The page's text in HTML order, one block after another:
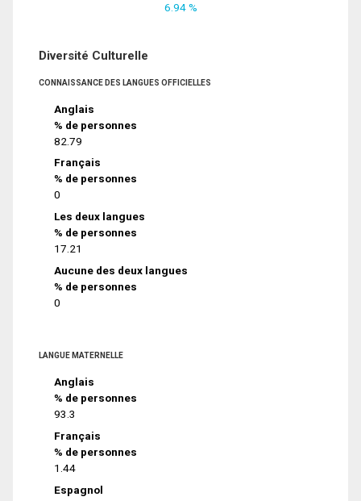
6.94 %
Diversité Culturelle
CONNAISSANCE DES LANGUES OFFICIELLES
Anglais
% de personnes
82.79
Français
% de personnes
0
Les deux langues
% de personnes
17.21
Aucune des deux langues
% de personnes
0
LANGUE MATERNELLE
Anglais
% de personnes
93.3
Français
% de personnes
1.44
Espagnol